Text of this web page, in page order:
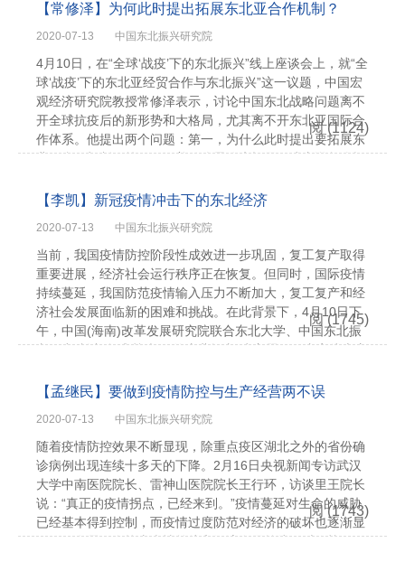
【常修泽】为何此时提出拓展东北亚合作机制？
2020-07-13 中国东北振兴研究院
4月10日，在“全球‘战疫’下的东北振兴”线上座谈会上，就“全
球‘战疫’下的东北亚经贸合作与东北振兴”这一议题，中国宏
观经济研究院教授常修泽表示，讨论中国东北战略问题离不
开全球抗疫后的新形势和大格局，尤其离不开东北亚国际合
作体系。他提出两个问题：第一，为什么此时提出要拓展东
北亚合作机制？第二，沿着什么思路来拓展，或者说怎么拓
将凸显一个方面，从2020年全球抗疫后大格局来看：东北亚
阅 (1124)
【李凯】新冠疫情冲击下的东北经济
2020-07-13 中国东北振兴研究院
当前，我国疫情防控阶段性成效进一步巩固，复工复产取得
重要进展，经济社会运行秩序正在恢复。但同时，国际疫情
持续蔓延，我国防范疫情输入压力不断加大，复工复产和经
济社会发展面临新的困难和挑战。在此背景下，4月10日下
午，中国(海南)改革发展研究院联合东北大学、中国东北振
兴研究院以“全球‘战疫’下的东北振兴”为主题召开专家线上座
点，针对疫情下如何提振东北经济给出建议。新冠肺炎疫情
阅 (1745)
【孟继民】要做到疫情防控与生产经营两不误
2020-07-13 中国东北振兴研究院
随着疫情防控效果不断显现，除重点疫区湖北之外的省份确
诊病例出现连续十多天的下降。2月16日央视新闻专访武汉
大学中南医院院长、雷神山医院院长王行环，访谈里王院长
说：“真正的疫情拐点，已经来到。”疫情蔓延对生命的威胁
已经基本得到控制，而疫情过度防范对经济的破坏也逐渐显
现，现在需要在抗击疫情前线和经济发展前线同时作战，做
阅 (1743)